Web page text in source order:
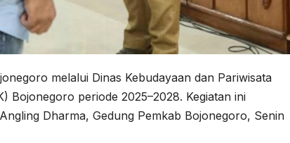
melalui Dinas Kebudayaan dan Pariwisata
Bojonegoro periode 2025–2028. Kegiatan ini
Dharma, Gedung Pemkab Bojonegoro, Senin